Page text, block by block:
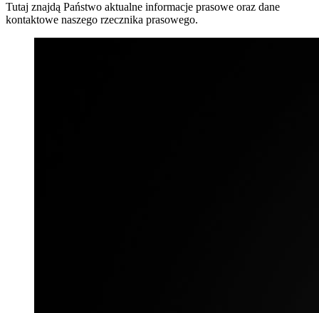
Tutaj znajdą Państwo aktualne informacje prasowe oraz dane
kontaktowe naszego rzecznika prasowego.